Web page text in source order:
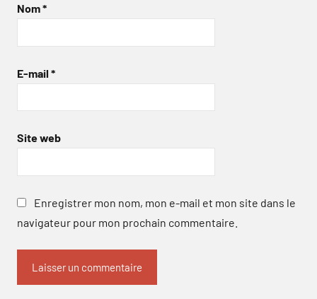
Nom*
E-mail *
Site web
Enregistrer mon nom, mon e-mail et mon site dans le
navigateur pour mon prochain commentaire.